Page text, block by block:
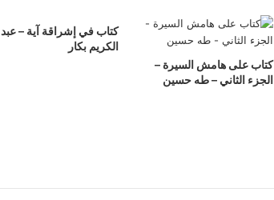
كتاب على هامش السيرة –
الجزء الثاني – طه حسين
كتاب في إشراقة آية – عبد
الكريم بكار